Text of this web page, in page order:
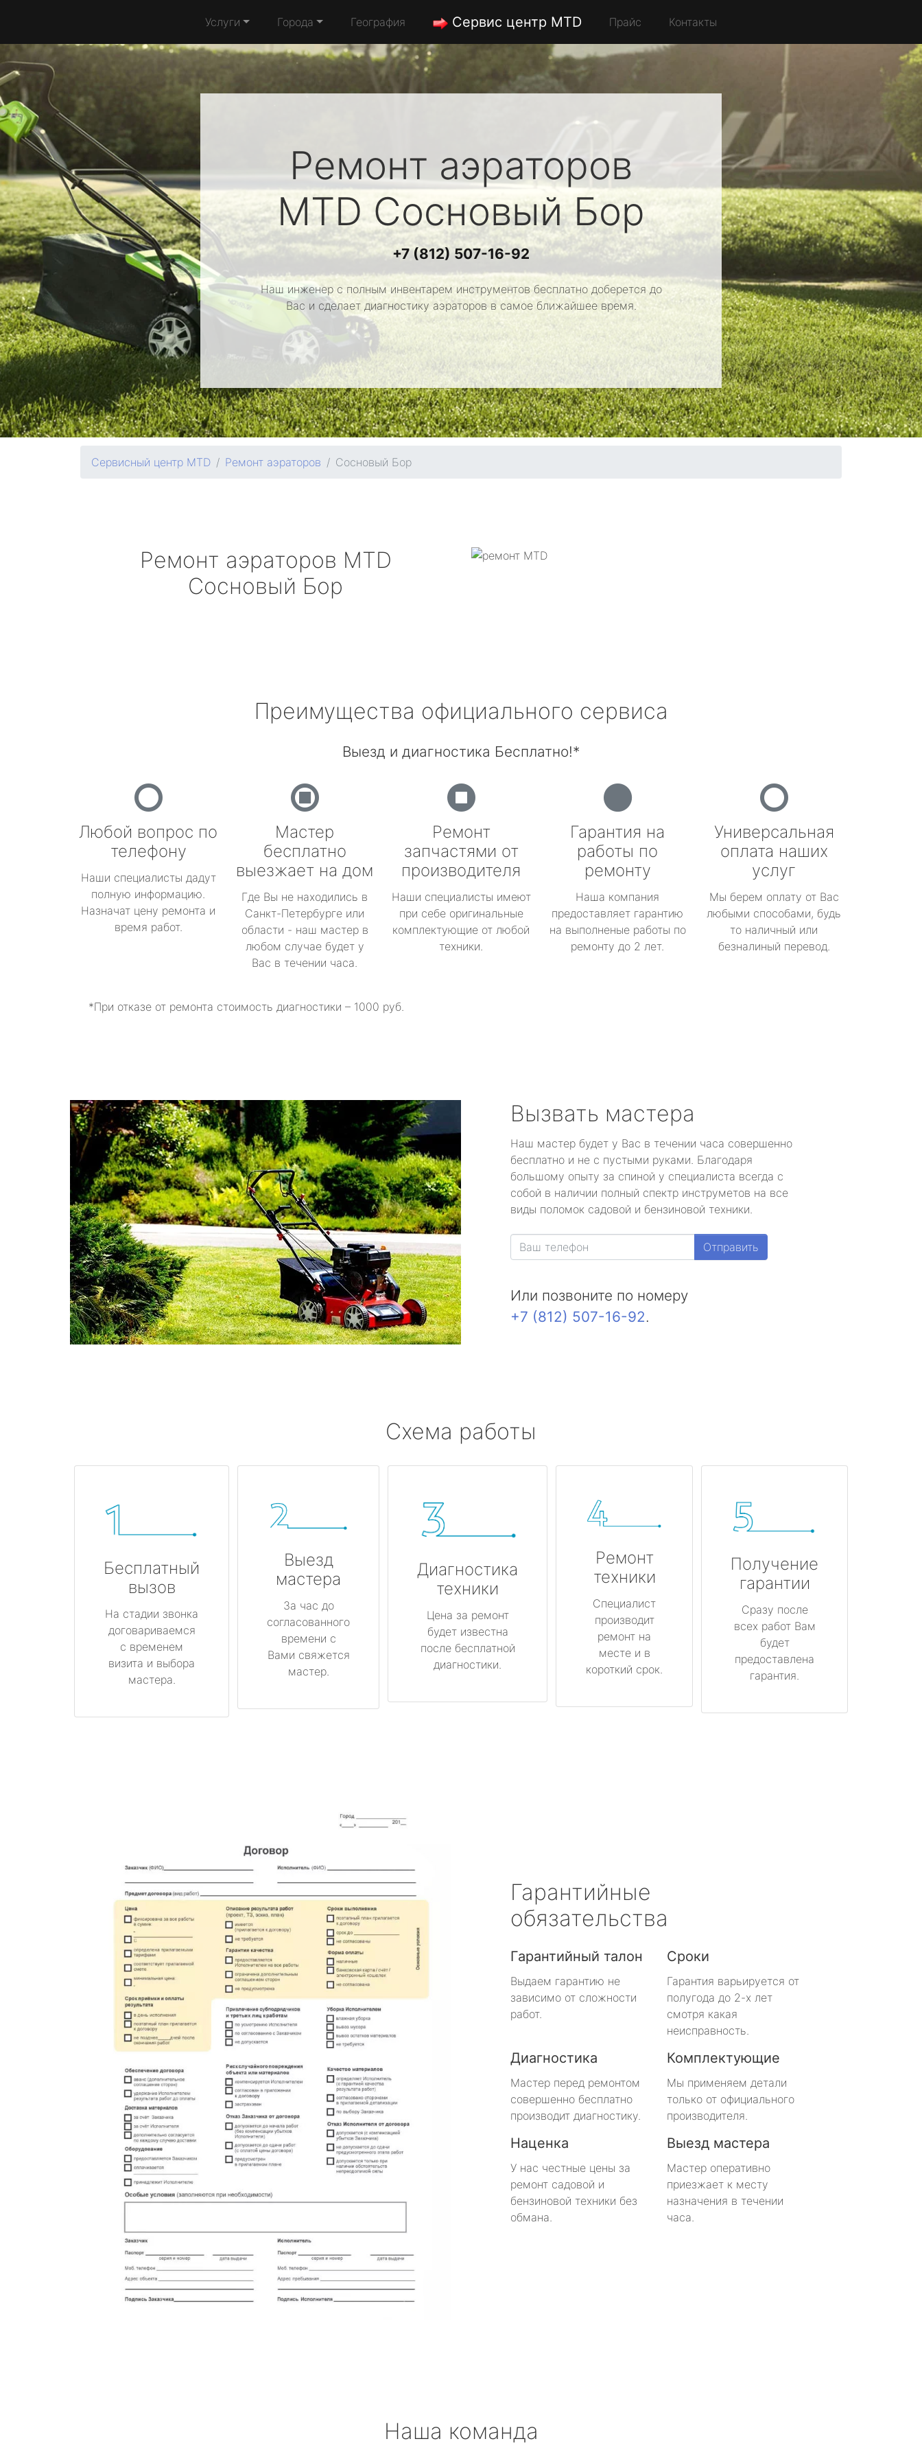
Услуги Города География Сервис центр MTD Прайс Контакты
Ремонт аэраторов
MTDСосновый Бор
+7 (812) 507-16-92
Наш инженер с полным инвентарем инструментов бесплатно доберется до
Вас и сделает диагностику аэраторов в самое ближайшее время.
Сервисный центр MTD Ремонт аэраторов Сосновый Бор
Ремонт аэраторов MTD
Сосновый Бор
Преимущества официального сервиса
Выезд и диагностика Бесплатно!*
Любой вопрос по
телефону
Наши специалисты дадут
полную информацию.
Назначат цену ремонта и
время работ.
Мастер
бесплатно
выезжает на дом
Где Вы не находились в
Санкт-Петербурге или
области - наш мастер в
любом случае будет у
Вас в течении часа.
Ремонт
запчастями от
производителя
Наши специалисты имеют
при себе оригинальные
комплектующие от любой
техники.
Гарантия на
работы по
ремонту
Наша компания
предоставляет гарантию
на выполненые работы по
ремонту до 2 лет.
Универсальная
оплата наших
услуг
Мы берем оплату от Вас
любыми способами, будь
то наличный или
безналиный перевод.
*При отказе от ремонта стоимость диагностики – 1000 руб.
Вызвать мастера
Наш мастер будет у Вас в течении часа совершенно
бесплатно и не с пустыми руками. Благодаря
большому опыту за спиной у специалиста всегда с
собой в наличии полный спектр инструметов на все
виды поломок садовой и бензиновой техники.
Отправить
Или позвоните по номеру
+7 (812) 507-16-92.
Схема работы
Бесплатный
вызов
На стадии звонка
договариваемся
с временем
визита и выбора
мастера.
Выезд
мастера
За час до
согласованного
времени с
Вами свяжется
мастер.
Диагностика
техники
Цена за ремонт
будет известна
после бесплатной
диагностики.
Ремонт
техники
Специалист
производит
ремонт на
месте и в
короткий срок.
Получение
гарантии
Сразу после
всех работ Вам
будет
предоставлена
гарантия.
Гарантийные
обязательства
Гарантийный талон
Выдаем гарантию не
зависимо от сложности
работ.
Сроки
Гарантия варьируется от
полугода до 2-х лет
смотря какая
неисправность.
Диагностика
Мастер перед ремонтом
совершенно бесплатно
производит диагностику.
Комплектующие
Мы применяем детали
только от официального
производителя.
Наценка
У нас честные цены за
ремонт садовой и
бензиновой техники без
обмана.
Выезд мастера
Мастер оперативно
приезжает к месту
назначения в течении
часа.
Наша команда